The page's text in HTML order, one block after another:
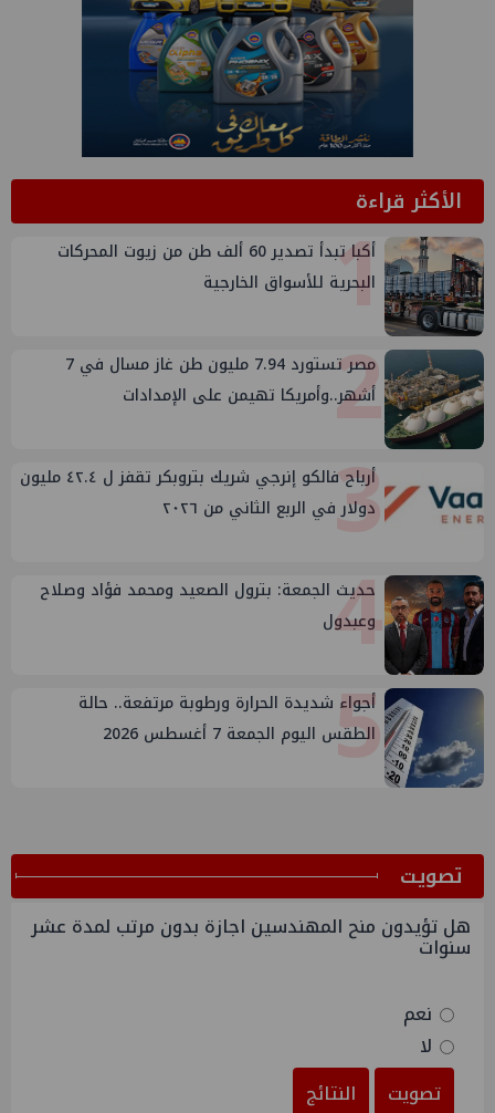
الأكثر قراءة1
أكبا تبدأ تصدير 60 ألف طن من زيوت المحركات
البحرية للأسواق الخارجية
2
مصر تستورد 7.94 مليون طن غاز مسال في 7
أشهر..وأمريكا تهيمن على الإمدادات
3
أرباح فالكو إنرجي شريك بتروبكر تقفز ل ٤٢.٤ مليون
دولار في الربع الثاني من ٢٠٢٦
4
حديث الجمعة: بترول الصعيد ومحمد فؤاد وصلاح
وعبدول
5
أجواء شديدة الحرارة ورطوبة مرتفعة.. حالة
الطقس اليوم الجمعة 7 أغسطس 2026
ﺗﺼﻮﻳﺖ
هل تؤيدون منح المهندسين اجازة بدون مرتب لمدة عشر
سنوات
نعم
لا
تصويت
النتائج